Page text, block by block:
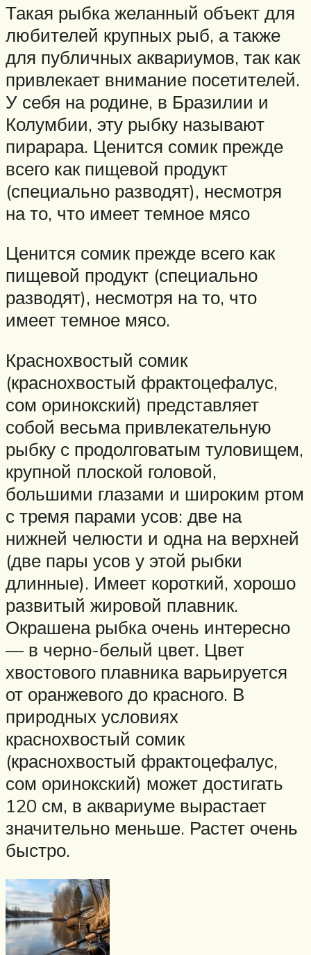
Такая рыбка желанный объект для
любителей крупных рыб, а также
для публичных аквариумов, так как
привлекает внимание посетителей.
У себя на родине, в Бразилии и
Колумбии, эту рыбку называют
пирарара. Ценится сомик прежде
всего как пищевой продукт
(специально разводят), несмотря
на то, что имеет темное мясо
Ценится сомик прежде всего как
пищевой продукт (специально
разводят), несмотря на то, что
имеет темное мясо.
Краснохвостый сомик
(краснохвостый фрактоцефалус,
сом оринокский) представляет
собой весьма привлекательную
рыбку с продолговатым туловищем,
крупной плоской головой,
большими глазами и широким ртом
с тремя парами усов: две на
нижней челюсти и одна на верхней
(две пары усов у этой рыбки
длинные). Имеет короткий, хорошо
развитый жировой плавник.
Окрашена рыбка очень интересно
— в черно-белый цвет. Цвет
хвостового плавника варьируется
от оранжевого до красного. В
природных условиях
краснохвостый сомик
(краснохвостый фрактоцефалус,
сом оринокский) может достигать
120 см, в аквариуме вырастает
значительно меньше. Растет очень
быстро.